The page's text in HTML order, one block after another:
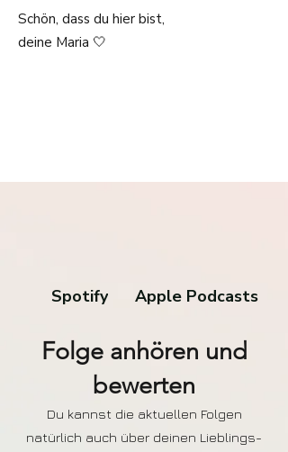
Schön, dass du hier bist,
deine Maria 🤍
Spotify Apple Podcasts
Folge anhören und
bewerten
Du kannst die aktuellen Folgen
natürlich auch über deinen Lieblings-